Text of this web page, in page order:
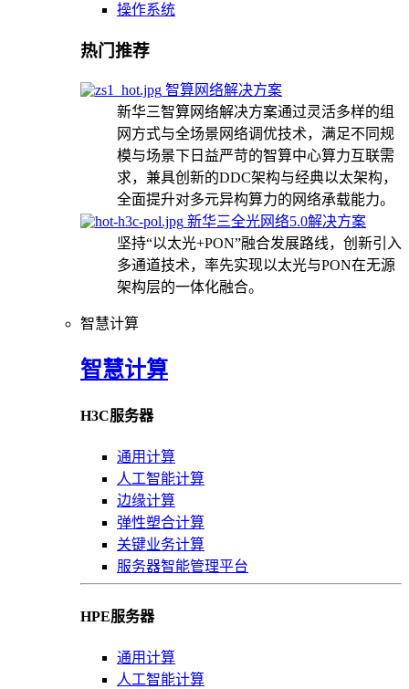
操作系统
热门推荐
智算网络解决方案
新华三智算网络解决方案通过灵活多样的组
网方式与全场景网络调优技术，满足不同规
模与场景下日益严苛的智算中心算力互联需
求，兼具创新的DDC架构与经典以太架构，
全面提升对多元异构算力的网络承载能力。
新华三全光网络5.0解决方案
坚持“以太光+PON”融合发展路线，创新引入
多通道技术，率先实现以太光与PON在无源
架构层的一体化融合。
智慧计算
智慧计算
H3C服务器
通用计算
人工智能计算
边缘计算
弹性塑合计算
关键业务计算
服务器智能管理平台
HPE服务器
通用计算
人工智能计算